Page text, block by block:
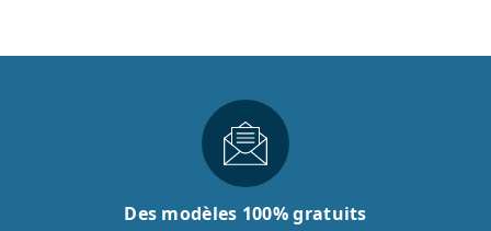
Des modèles 100% gratuits